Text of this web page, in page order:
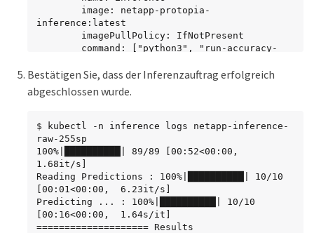
inference:latest
face-detection/FDDB"]
        resources:
          limits:
        volumeMounts:
        - mountPath: /data
          name: data
        - mountPath: /dev/shm
          name: dshm
      restartPolicy: Never
$ kubectl create -f inference-job-raw.yaml
job.batch/netapp-inference-raw created
Bestätigen Sie, dass der Inferenzauftrag erfolgreich
abgeschlossen wurde.
$ kubectl -n inference logs netapp-inference-
raw-255sp
100%|██████████| 89/89 [00:52<00:00,
1.68it/s]
Reading Predictions : 100%|██████████| 10/10
[00:01<00:00,  6.23it/s]
Predicting ... : 100%|██████████| 10/10
[00:16<00:00,  1.64s/it]
==================== Results